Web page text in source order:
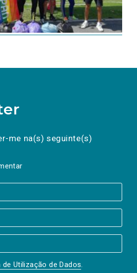
me na(s) seguinte(s)
de Utilização de Dados.